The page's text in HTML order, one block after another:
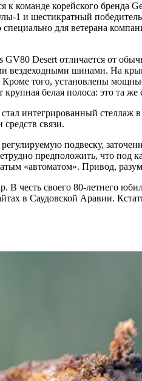
корейского бренда
1 и шестикратный
для ветерана
Desert отличается от
вездеходными шинами. На
того, установлены
белая полоса: это та
интегрированный стеллаж
связи.
подвеску,
предположить, что под
«автоматом». Привод,
честь своего 80-летнего
в Саудовской Аравии.